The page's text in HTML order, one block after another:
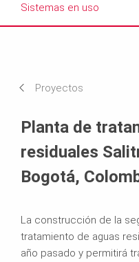
Sistemas en uso
Proyectos
Planta de
residuales
Bogotá,
La construcción de la
tratamiento de aguas
año pasado y permitirá